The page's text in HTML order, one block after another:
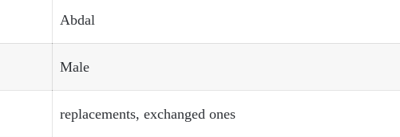
Abdal
Male
replacements, exchanged ones